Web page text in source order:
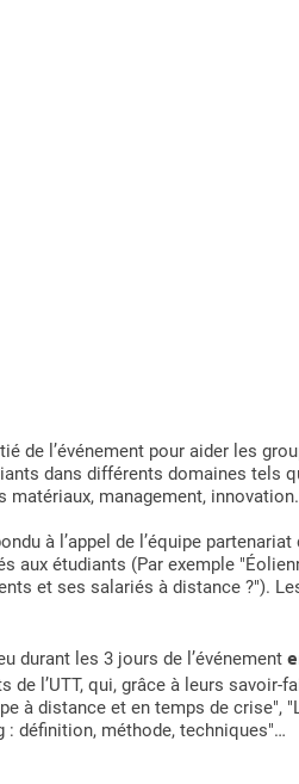
de l’événement pour aider les
dans différents domaines tels
management,
à l’appel de l’équipe partenariat
aux étudiants (Par exemple
et ses salariés à distance ?").
durant les 3 jours de l’événement
l’UTT, qui, grâce à leurs savoir-
à distance et en temps de crise",
: définition, méthode, techniques"…